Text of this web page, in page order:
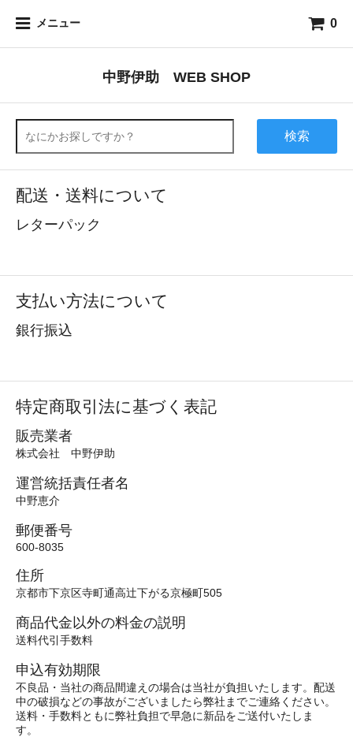
メニュー 0
中野伊助 WEB SHOP
検索
配送・送料について
レターパック
支払い方法について
銀行振込
特定商取引法に基づく表記
販売業者
株式会社 中野伊助
運営統括責任者名
中野恵介
郵便番号
600-8035
住所
京都市下京区寺町通高辻下がる京極町505
商品代金以外の料金の説明
送料代引手数料
申込有効期限
不良品・当社の商品間違えの場合は当社が負担いたします。配送
中の破損などの事故がございましたら弊社までご連絡ください。
送料・手数料ともに弊社負担で早急に新品をご送付いたしま
す。